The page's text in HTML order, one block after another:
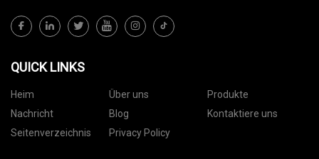
QUICK LINKS
Heim Über uns
Produkte
Nachricht
Blog
Kontaktiere uns
Seitenverzeichnis
Privacy Policy